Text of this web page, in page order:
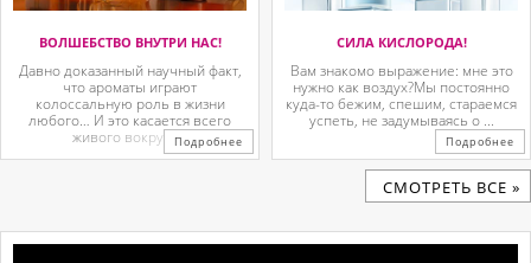
ВОЛШЕБСТВО ВНУТРИ НАС!
Давно доказанный научный факт,
что ароматы играют
колоссальную роль в жизни
любого… И это касается всего
живого вокруг. ...Подробнее
СИЛА КИСЛОРОДА!
Вам знакомо выражение: мне это
нужно как воздух?Мы постоянно
куда-то бежим, спешим, стараемся
успеть, не задумываясь о ...
Подробнее
CМОТРЕТЬ ВСЕ »